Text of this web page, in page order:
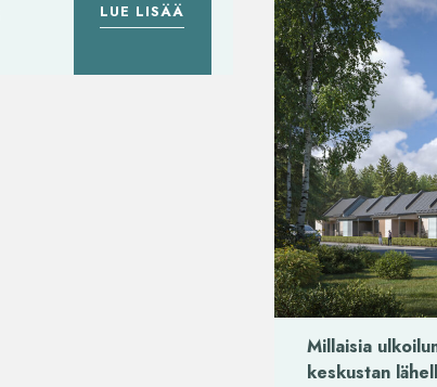
LUE LISÄÄ
Millaisia
keskustan